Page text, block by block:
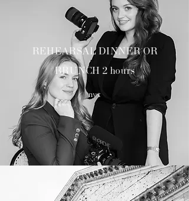
REHEARSAL DINNER OR
BRUNCH 2 hours
nvt